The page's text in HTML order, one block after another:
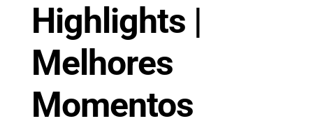
Highlights |
Melhores
Momentos